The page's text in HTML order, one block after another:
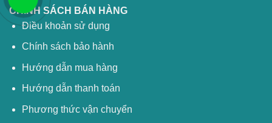
CHÍNH SÁCH BÁN HÀNG
Điều khoản sử dụng
Chính sách bảo hành
Hướng dẫn mua hàng
Hướng dẫn thanh toán
Phương thức vận chuyển